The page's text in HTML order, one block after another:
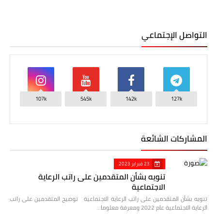
التواصل الإجتماعي
127k
142k
545k
107k
المشاركات الشائعة
23 فبراير 2023
تنويه بشأن المتقدمين على راتب الرعاية
الاجتماعية
تنويه بشأن المتقدمين على راتب الرعاية الاجتماعية توضيح المتقدمين على راتب
الرعاية الاجتماعية عام 2022 ومعرفة معلوما…